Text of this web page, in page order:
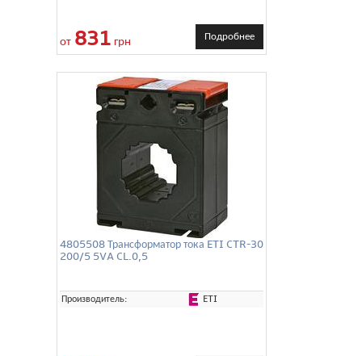
от 831 грн Подробнее
4805508 Трансформатор тока ETI CTR-30
200/5 5VA CL.0,5
Производитель: ETI